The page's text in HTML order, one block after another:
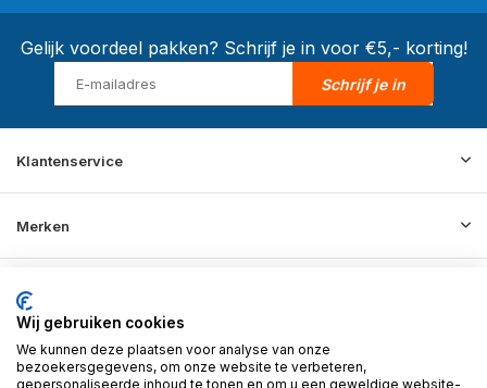
Gelijk voordeel pakken? Schrijf je in voor €5,- korting!
Schrijf je in
Klantenservice
Merken
Informatie
Contact
Wij gebruiken cookies
We kunnen deze plaatsen voor analyse van onze
bezoekersgegevens, om onze website te verbeteren,
gepersonaliseerde inhoud te tonen en om u een geweldige website-